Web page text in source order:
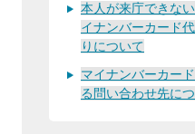
本人が来庁できな
イナンバーカード
りについて
マイナンバーカー
る問い合わせ先に